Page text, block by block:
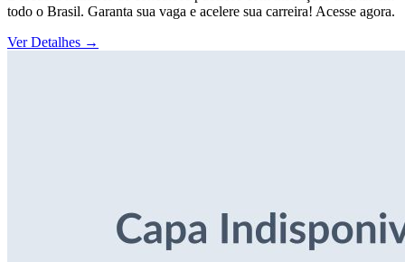
todo o Brasil. Garanta sua vaga e acelere sua carreira! Acesse agora.
Ver Detalhes →